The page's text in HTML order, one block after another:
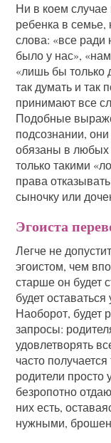
Ни в коем случае
ребенка в семье,
слова: «все ради
было у нас»,
«лишь бы только
так думать и так
принимают все
Подобные
подсознании,
обязаны в любых
только такими
права
сыночку или
Эгоиста
Легче не
эгоистом, чем
старше он будет
будет
Наоборот, будет
запросы:
удовлетворять
часто
родители просто
безропотно
них есть,
нужными,